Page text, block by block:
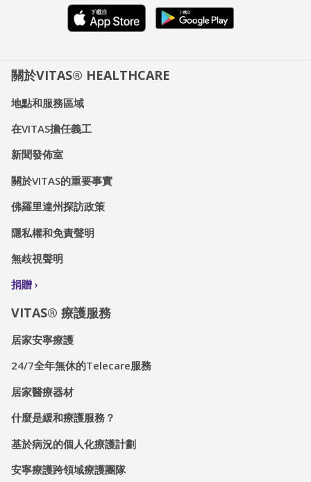
關於VITAS® HEALTHCARE
地點和服務區域
在VITAS擔任義工
新聞發佈室
關於VITAS的重要事實
佛羅里達州探訪政策
隱私權和免責聲明
無歧視聲明
捐贈
VITAS® 療護服務
居家安寧療護
24/7全年無休的Telecare服務
居家醫療器材
什麼是緩和療護服務？
基於病況的個人化療護計劃
安寧療護跨領域療護團隊